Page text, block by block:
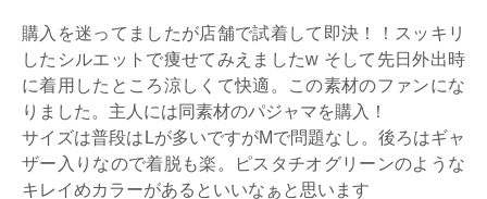
購入を迷ってましたが店舗で試着して即決！！スッキリ
したシルエットで痩せてみえましたw そして先日外出時
に着用したところ涼しくて快適。この素材のファンにな
りました。主人には同素材のパジャマを購入！
サイズは普段はLが多いですがMで問題なし。後ろはギャ
ザー入りなので着脱も楽。ピスタチオグリーンのような
キレイめカラーがあるといいなぁと思います